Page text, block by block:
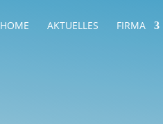
HOME AKTUELLES FIRMA